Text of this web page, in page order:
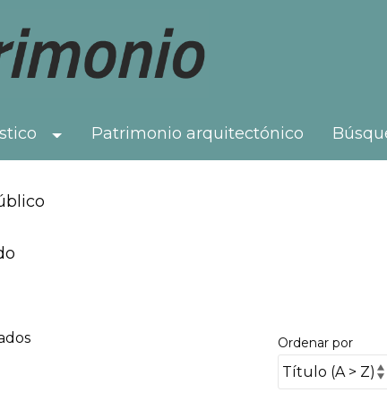
Toggle Dropdown
Patrimonio arquitectónico
Ordenar por